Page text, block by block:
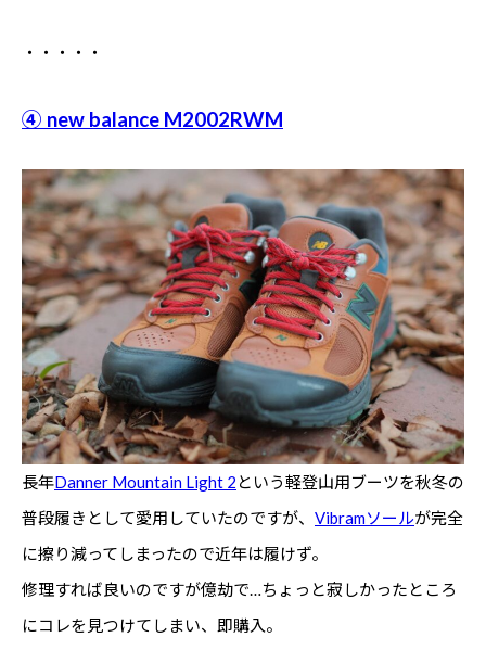
・・・・・
④ new balance M2002RWM
長年Danner Mountain Light 2 という軽登山用ブーツを秋冬の
普段履きとして愛用していたのですが、 Vibramソールが完全
に擦り減ってしまったので近年は履けず。
修理すれば良いのですが億劫で…ちょっと寂しかったところ
にコレを見つけてしまい、即購入。